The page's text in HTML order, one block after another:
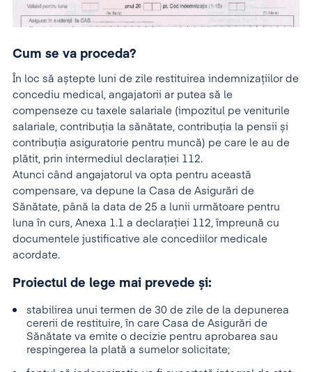
Cum se va proceda?
În loc să aștepte luni de zile restituirea indemnizațiilor de
concediu medical, angajatorii ar putea să le
compenseze cu taxele salariale (impozitul pe veniturile
salariale, contribuția la sănătate, contribuția la pensii și
contribuția asiguratorie pentru muncă) pe care le au de
plătit, prin intermediul declarației 112.
Atunci când angajatorul va opta pentru această
compensare, va depune la Casa de Asigurări de
Sănătate, până la data de 25 a lunii următoare pentru
luna în curs, Anexa 1.1 a declarației 112, împreună cu
documentele justificative ale concediilor medicale
acordate.
Proiectul de lege mai prevede și:
stabilirea unui termen de 30 de zile de la depunerea
cererii de restituire, în care Casa de Asigurări de
Sănătate va emite o decizie pentru aprobarea sau
respingerea la plată a sumelor solicitate;